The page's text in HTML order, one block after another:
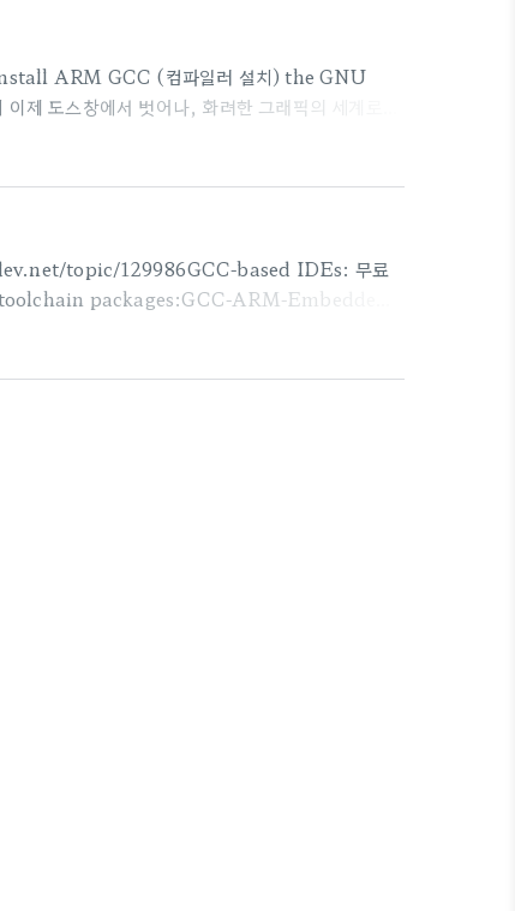
Install ARM GCC (컴파일러 설치) the GNU
스창에서 벗어나, 화려한 그래픽의 세계로
Board링크 글을 참고해서 설치를 하
topic/129986GCC-based IDEs: 무료
packages:GCC-ARM-Embedded
for various ARM boards provided머